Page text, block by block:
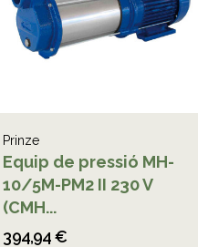
Prinze
Equip de pressió MH-
10/5M-PM2 II 230 V
(CMH...
394,94 €